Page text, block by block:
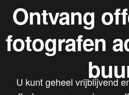
Ontvang
fotografen
U kunt geheel vrijblijvend